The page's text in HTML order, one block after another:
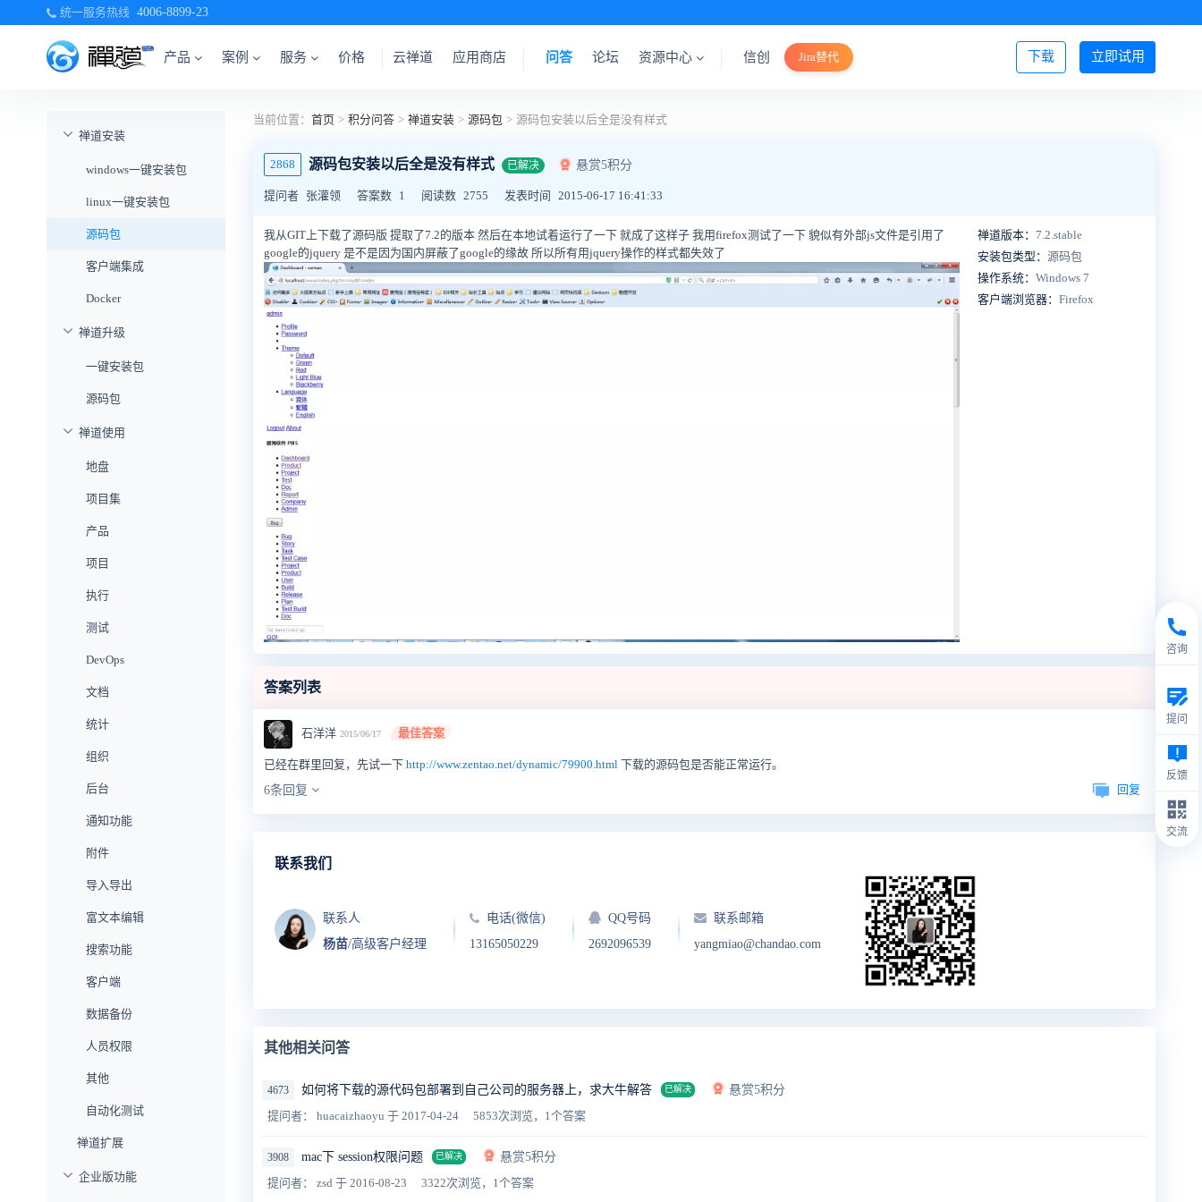
统一服务热线 4006-8899-23
产品 案例 服务 价格 立即试用
下载
云禅道 应用商店 问答 论坛 资源中心 信创 Jira替代 登录/注册
禅道安装
windows一键安装包
linux一键安装包
源码包
客户端集成
Docker
禅道升级
一键安装包
源码包
禅道使用
地盘
项目集
产品
项目
执行
测试
DevOps
文档
统计
组织
后台
通知功能
附件
导入导出
富文本编辑
搜索功能
客户端
数据备份
人员权限
其他
自动化测试
禅道扩展
企业版功能
当前位置： 首页 > 积分问答 > 禅道安装 > 源码包 > 源码包安装以后全是没有样式
2868 源码包安装以后全是没有样式 已解决 悬赏5积分
提问者 张灌领 答案数 1 阅读数 2755 发表时间 2015-06-17 16:41:33
我从GIT上下载了源码版 提取了7.2的版本 然后在本地试着运行了一下 就成了这样子 我用firefox测试了一下 貌似有外部js文件是引用了
google的jquery 是不是因为国内屏蔽了google的缘故 所以所有用jquery操作的样式都失效了
禅道版本： 7.2.stable
安装包类型： 源码包
操作系统： Windows 7
客户端浏览器： Firefox
答案列表
石洋洋 2015/06/17 最佳答案
已经在群里回复，先试一下 http://www.zentao.net/dynamic/79900.html 下载的源码包是否能正常运行。
6条回复
回复
联系我们
联系人
杨苗/高级客户经理
电话(微信)
13165050229
QQ号码
2692096539
联系邮箱
yangmiao@chandao.com
其他相关问答
4673 如何将下载的源代码包部署到自己公司的服务器上，求大牛解答 已解决
悬赏5积分
提问者： huacaizhaoyu 于 2017-04-24 5853次浏览，1个答案
3908 mac下 session权限问题 已解决
悬赏5积分
提问者： zsd 于 2016-08-23 3322次浏览，1个答案
咨询
提问
反馈
交流